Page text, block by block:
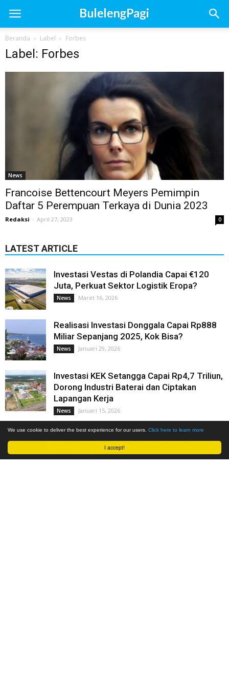
I accept!
We use cookie to deliver the best experience for our users. Click here to learn more
Beranda Label Forbes
Label: Forbes
News
Francoise Bettencourt Meyers Pemimpin
Daftar 5 Perempuan Terkaya di Dunia 2023
Redaksi - April 27, 2023 0
LATEST ARTICLE
Investasi Vestas di Polandia Capai €120
Juta, Perkuat Sektor Logistik Eropa?
News Maret 16, 2026
Realisasi Investasi Donggala Capai Rp888
Miliar Sepanjang 2025, Kok Bisa?
News Januari 29, 2026
Investasi KEK Setangga Capai Rp4,7 Triliun,
Dorong Industri Baterai dan Ciptakan
Lapangan Kerja
News Januari 15, 2026
Uji Teknologi Pertastream: Inovasi Pertama
Inspeksi Pipa Migas Berbasis Ultrasonik
News Januari 11, 2026